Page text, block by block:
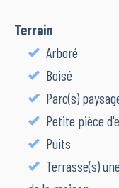
Terrain
Arboré
Boisé
Parc(s)
Petite pièce
Puits
Terrasse(s)